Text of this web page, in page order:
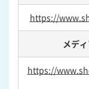
https://
メデ
https://